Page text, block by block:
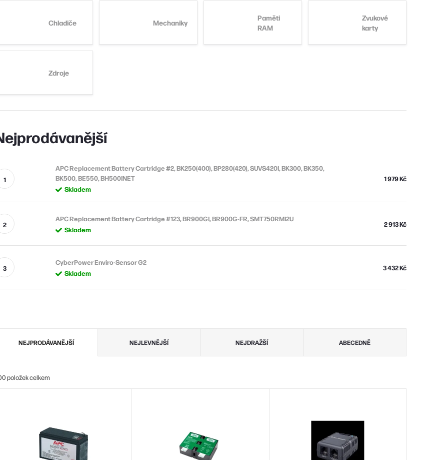
Chladiče Mechaniky
Paměti
RAM
Zvukové
karty
Zdroje
APC Replacement Battery Cartridge #2, BK250(400), BP280(420), SUVS420I, BK300, BK350,
BK500, BE550, BH500INET
Skladem
1 979 Kč
APC Replacement Battery Cartridge #123, BR900GI, BR900G-FR, SMT750RMI2U
Skladem
2 913 Kč
CyberPower Enviro-Sensor G2
Skladem
3 432 Kč
NEJPRODÁVANĚJŠÍ NEJLEVNĚJŠÍ NEJDRAŽŠÍ ABECEDNĚ
položek celkem